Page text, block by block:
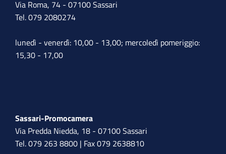
Via Roma, 74 - 07100 Sassari
Tel. 079 2080274
lunedì - venerdì: 10,00 - 13,00; mercoledì pomeriggio:
15,30 - 17,00
Sassari-Promocamera
Via Predda Niedda, 18 - 07100 Sassari
Tel. 079 263 8800 | Fax 079 2638810